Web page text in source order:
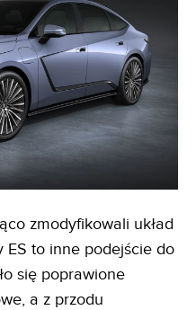
zmodyfikowali układ
ES to inne podejście do
się poprawione
a z przodu